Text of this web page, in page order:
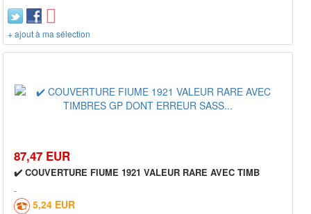
+ ajout à ma sélection
87,47 EUR
✔️ COUVERTURE FIUME 1921 VALEUR RARE AVEC TIMB
5,24 EUR